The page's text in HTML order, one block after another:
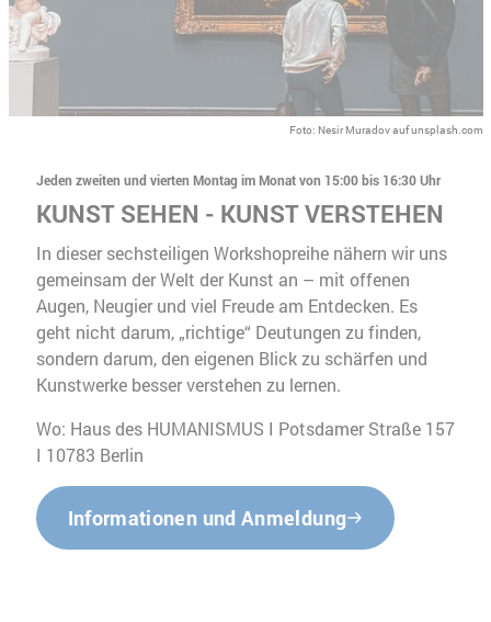
Foto: Nesir Muradov auf unsplash.com
Jeden zweiten und vierten Montag im Monat von 15:00 bis 16:30 Uhr
KUNST SEHEN - KUNST VERSTEHEN
In dieser sechsteiligen Workshopreihe nähern wir uns
gemeinsam der Welt der Kunst an – mit offenen
Augen, Neugier und viel Freude am Entdecken. Es
geht nicht darum, „richtige“ Deutungen zu finden,
sondern darum, den eigenen Blick zu schärfen und
Kunstwerke besser verstehen zu lernen.
Wo: Haus des HUMANISMUS I Potsdamer Straße 157
I 10783 Berlin
Informationen und Anmeldung